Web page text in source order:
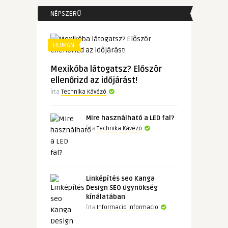
NÉPSZERŰ
HUMÁN
Mexikóba látogatsz? Először
ellenőrizd az időjárást!
Írta Technika Kávézó
Mire használható a LED fal?
Írta Technika Kávézó
Linképítés seo Kanga
Design SEO ügynökség
kínálatában
Írta Informacio Informacio